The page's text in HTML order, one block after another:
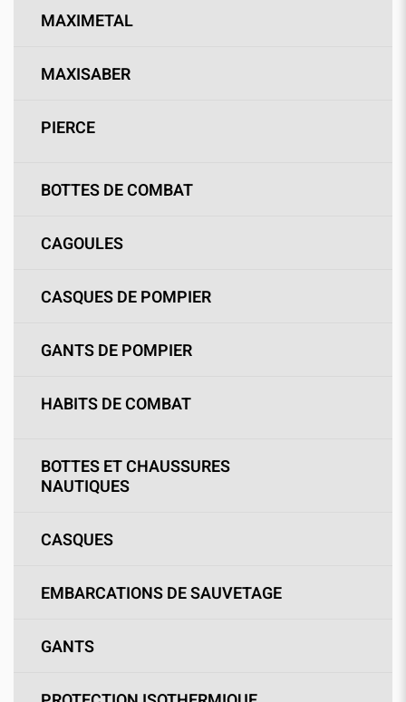
MAXIMETAL
MAXISABER
PIERCE
BOTTES DE COMBAT
CAGOULES
CASQUES DE POMPIER
GANTS DE POMPIER
HABITS DE COMBAT
BOTTES ET CHAUSSURES
NAUTIQUES
CASQUES
EMBARCATIONS DE SAUVETAGE
GANTS